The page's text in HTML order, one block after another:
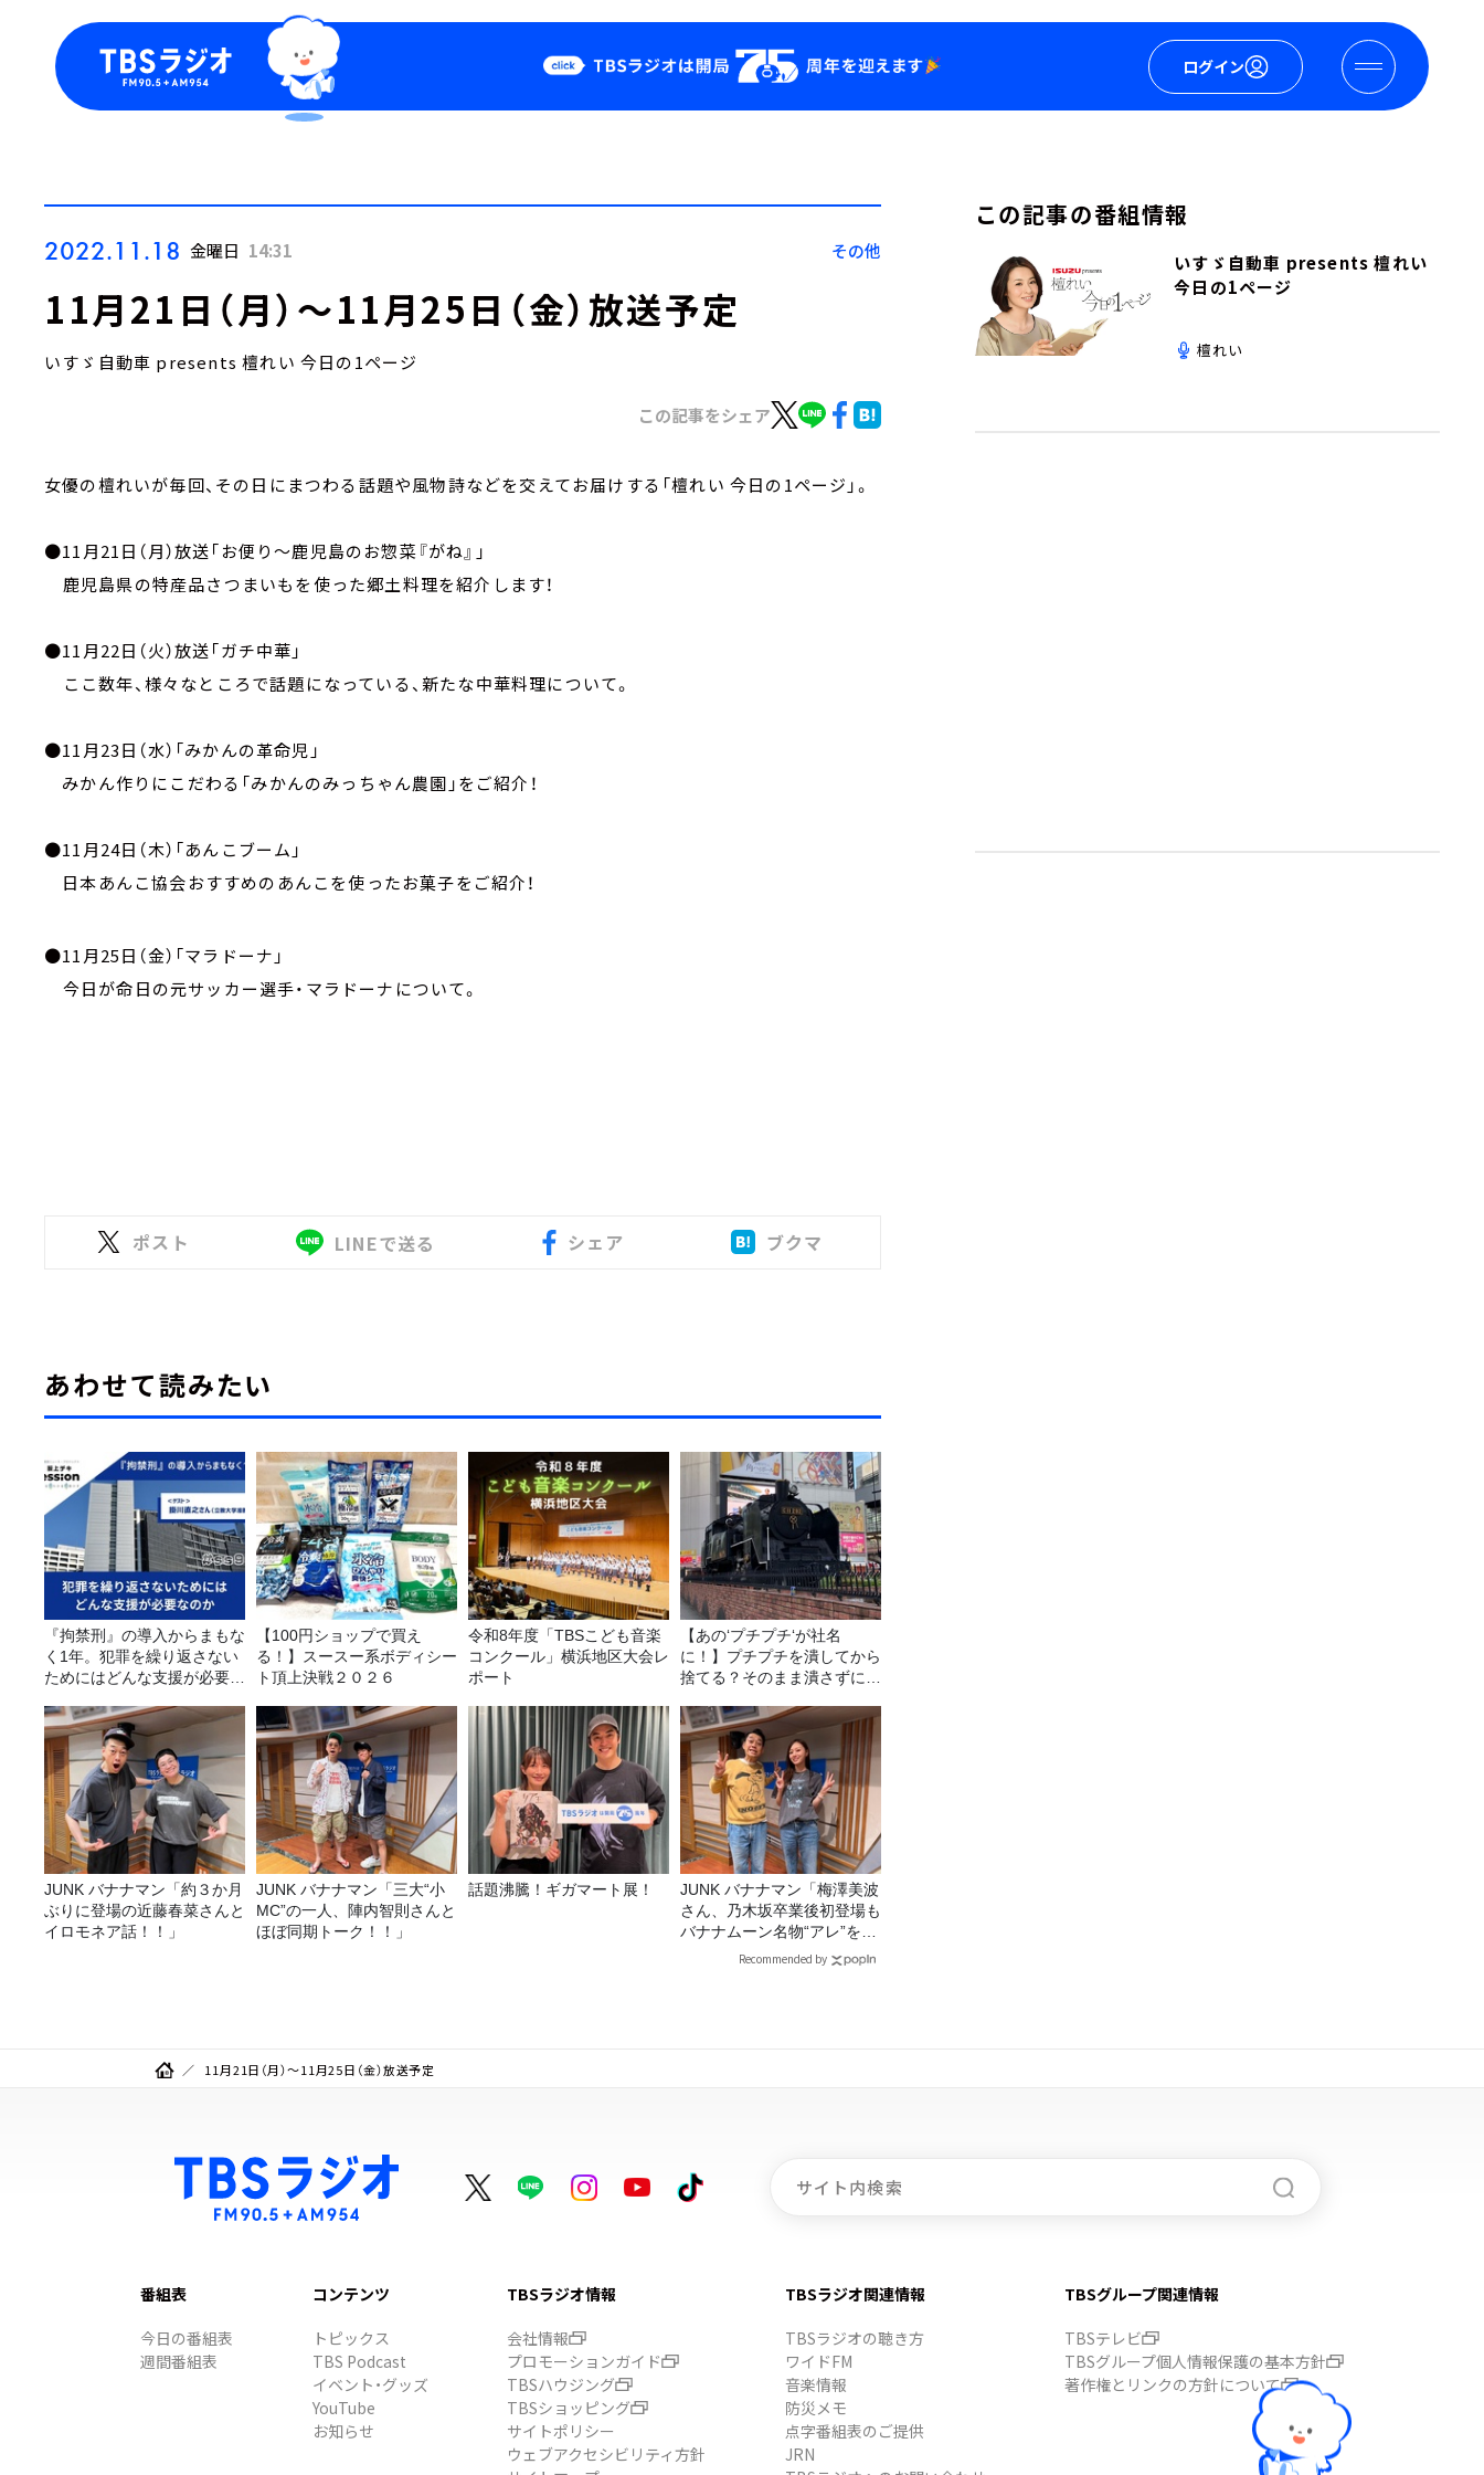
ログイン
Podcast
YouTube
2022.11.18 金曜日 14:31 その他
11月21日（月）～11月25日（金）放送予定
いすゞ自動車 presents 檀れい 今日の1ページ
この記事をシェア
女優の檀れいが毎回、その日にまつわる話題や風物詩などを交えてお届けする「檀れい 今日の1ページ」。
●11月21日（月）放送「お便り～鹿児島のお惣菜『がね』」
鹿児島県の特産品さつまいもを使った郷土料理を紹介します！
●11月22日（火）放送「ガチ中華」
ここ数年、様々なところで話題になっている、新たな中華料理について。
●11月23日（水）「みかんの革命児」
みかん作りにこだわる「みかんのみっちゃん農園」をご紹介！
●11月24日（木）「あんこブーム」
日本あんこ協会おすすめのあんこを使ったお菓子をご紹介！
●11月25日（金）「マラドーナ」
今日が命日の元サッカー選手・マラドーナについて。
ポスト LINEで送る シェア ブクマ
あわせて読みたい
『拘禁刑』の導入からまもな
く1年。犯罪を繰り返さない
ためにはどんな支援が必要な
【100円ショップで買え
る！】スースー系ボディシー
ト頂上決戦２０２６
令和8年度「TBSこども音楽
コンクール」横浜地区大会レ
ポート
【あの‘プチプチ‘が社名
に！】プチプチを潰してから
捨てる？そのまま潰さずに捨
JUNK バナナマン「約３か月
ぶりに登場の近藤春菜さんと
イロモネア話！！」
JUNK バナナマン「三大“小
MC”の一人、陣内智則さんと
ほぼ同期トーク！！」
話題沸騰！ギガマート展！
JUNK バナナマン「梅澤美波
さん、乃木坂卒業後初登場も
バナナムーン名物“アレ”を喰
Recommended by
この記事の番組情報
いすゞ自動車 presents 檀れい
今日の1ページ
檀れい
11月21日（月）～11月25日（金）放送予定
番組表
今日の番組表
週間番組表
コンテンツ
トピックス
TBS Podcast
イベント・グッズ
YouTube
お知らせ
TBSラジオ情報
会社情報
プロモーションガイド
TBSハウジング
TBSショッピング
サイトポリシー
ウェブアクセシビリティ方針
TBSラジオ関連情報
TBSラジオの聴き方
ワイドFM
音楽情報
防災メモ
点字番組表のご提供
JRN
TBSグループ関連情報
TBSテレビ
TBSグループ個人情報保護の基本方針
著作権とリンクの方針について